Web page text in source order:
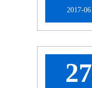
2017-06
27